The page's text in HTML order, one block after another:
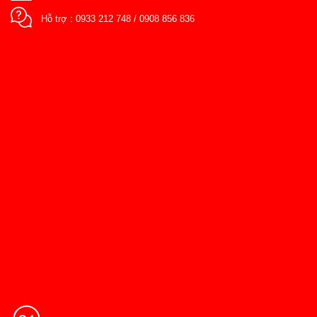
Điện thoại:
Hỗ trợ :0933 212 748 /0908 856 836